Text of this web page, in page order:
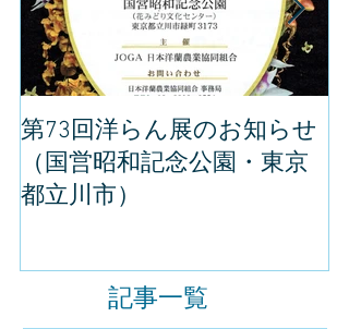
第73回洋らん展のお知らせ
（国営昭和記念公園・東京
都立川市）
記事一覧